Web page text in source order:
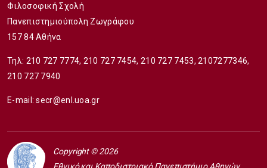
Φιλοσοφική Σχολή
Πανεπιστημιούπολη Ζωγράφου
157 84 Αθήνα
Τηλ: 210 727 7774, 210 727 7454, 210 727 7453,2107277346,
210 727 7940
E-mail:secr@enl.uoa.gr
Copyright © 2026